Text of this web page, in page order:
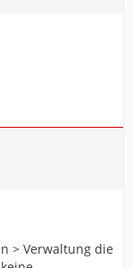
> Verwaltung die